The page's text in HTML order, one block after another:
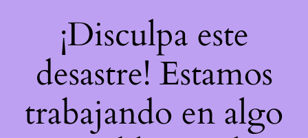
¡Disculpa este
desastre! Estamos
trabajando en algo